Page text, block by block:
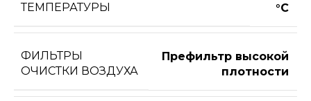
ТЕМПЕРАТУРЫ
°С
ФИЛЬТРЫ
ОЧИСТКИ ВОЗДУХА
Префильтр высокой
плотности